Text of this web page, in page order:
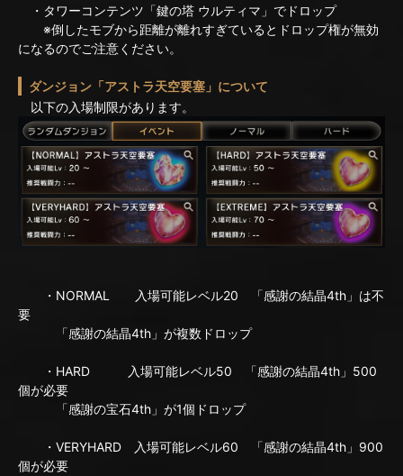
・タワーコンテンツ「鍵の塔 ウルティマ」でドロップ
※倒したモブから距離が離れすぎているとドロップ権が無効
になるのでご注意ください。
ダンジョン「アストラ天空要塞」について
以下の入場制限があります。
・NORMAL 入場可能レベル20 「感謝の結晶4th」は不
要
「感謝の結晶4th」が複数ドロップ
・HARD 入場可能レベル50 「感謝の結晶4th」500
個が必要
「感謝の宝石4th」が1個ドロップ
・VERYHARD 入場可能レベル60 「感謝の結晶4th」900
個が必要